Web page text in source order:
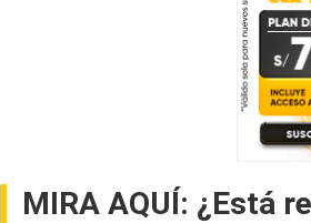
MIRA AQUÍ: ¿Está